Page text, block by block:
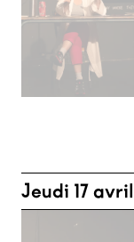
Jeudi 17 avril